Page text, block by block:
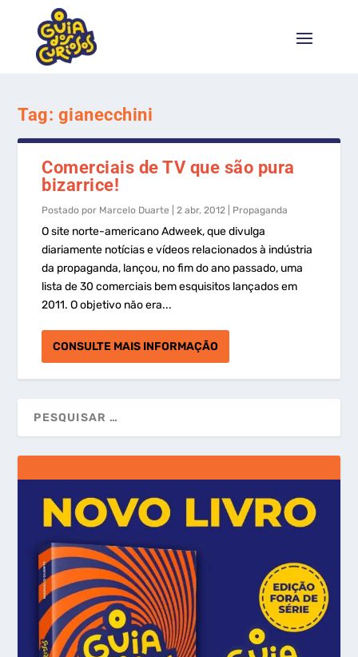
Tag: gianecchini
Comerciais de TV que são pura
bizarrice!
Postado por Marcelo Duarte |2 abr, 2012 Propaganda
O site norte-americano Adweek, que divulga
diariamente notícias e vídeos relacionados à indústria
da propaganda, lançou, no fim do ano passado, uma
lista de 30 comerciais bem esquisitos lançados em
2011. O objetivo não era...
CONSULTE MAIS INFORMAÇÃO